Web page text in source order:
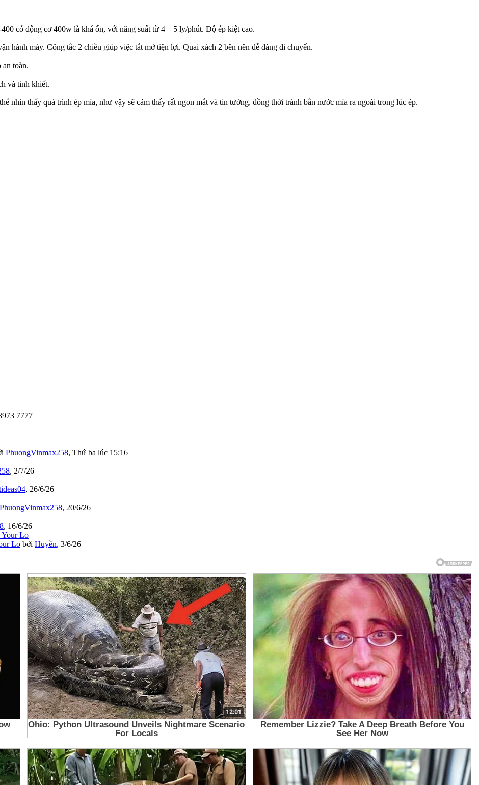
có động cơ 400w là khá ổn, với năng suất từ 4 – 5 ly/phút. Độ ép kiệt cao.
hành máy. Công tắc 2 chiều giúp việc tắt mở tiện lợi. Quai xách 2 bên nên dễ dàng di chuyển.
toàn.
và tinh khiết.
nhìn thấy quá trình ép mía, như vậy sẽ cảm thấy rất ngon mắt và tin tưởng, đồng thời tránh bắn nước mía ra ngoài trong lúc ép.
7777
PhuongVinmax258, Thứ ba lúc 15:16
, 2/7/26
, 26/6/26
PhuongVinmax258, 20/6/26
, 16/6/26
Lo bởi Huyền, 3/6/26